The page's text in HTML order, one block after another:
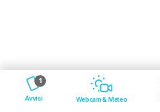
1
Avvisi Webcam & Meteo